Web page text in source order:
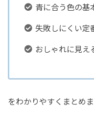
青に合う色の基
失敗しにくい定
おしゃれに見え
をわかりやすくまとめま